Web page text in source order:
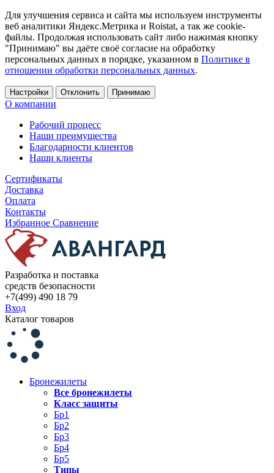
Для улучшения сервиса и сайта мы используем инструменты
веб аналитики Яндекс.Метрика и Roistat, а так же cookie-
файлы. Продолжая использовать сайт либо нажимая кнопку
"Принимаю" вы даёте своё согласие на обработку
персональных данных в порядке, указанном в Политике в
отношении обработки персональных данных.
Настройки Отклонить Принимаю
О компании
Рабочий процесс
Наши преимущества
Благодарности клиентов
Наши клиенты
Сертификаты
Доставка
Оплата
Контакты
Избранное Сравнение
Разработка и поставка
средств безопасности
+7(499) 490 18 79
Вход
Каталог товаров
Бронежилеты
Все бронежилеты
Класс защиты
Бр1
Бр2
Бр3
Бр4
Бр5
Типы